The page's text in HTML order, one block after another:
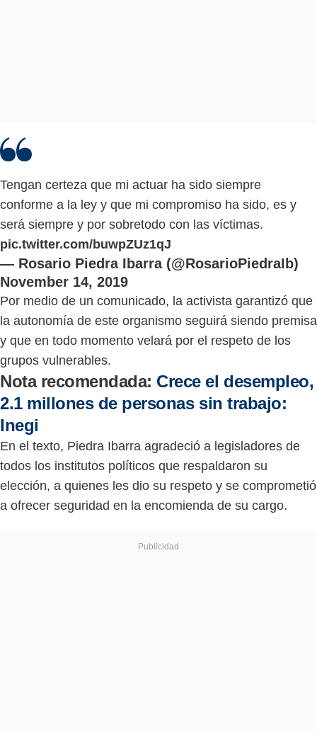
Tengan certeza que mi actuar ha sido siempre
conforme a la ley y que mi compromiso ha sido, es y
será siempre y por sobretodo con las víctimas.
pic.twitter.com/buwpZUz1qJ
— Rosario Piedra Ibarra (@RosarioPiedraIb)
November 14, 2019
Por medio de un comunicado, la activista garantizó que
la autonomía de este organismo seguirá siendo premisa
y que en todo momento velará por el respeto de los
grupos vulnerables.
Nota recomendada: Crece el desempleo,
2.1 millones de personas sin trabajo:
Inegi
En el texto, Piedra Ibarra agradeció a legisladores de
todos los institutos políticos que respaldaron su
elección, a quienes les dio su respeto y se comprometió
a ofrecer seguridad en la encomienda de su cargo.